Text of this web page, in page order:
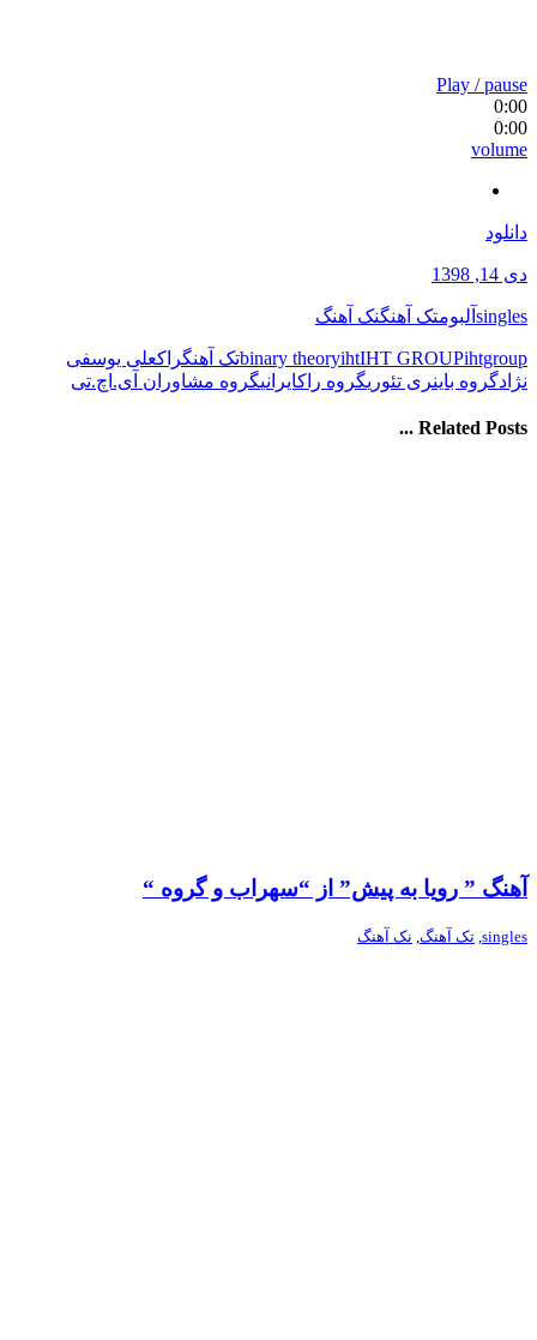
Play / pause
0:00
0:00
volume
دانلود
دی 14, 1398
singles آلبومتک آهنگنک آهنگ
binary theoryihtIHT GROUPihtgroup تک آهنگراکعلی یوسفی
نژادگروه باینری تئوریگروه راکایرانیگروه مشاوران آی.اچ.تی
Related Posts ...
آهنگ ” رویا به پیش” از “سهراب و گروه “
singles تک آهنگ نک آهنگ